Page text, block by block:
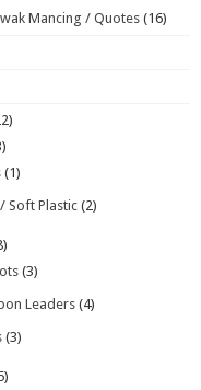
Mancing / Quotes (16)
(1)
Soft Plastic(2)
(3)
Leaders (4)
(3)